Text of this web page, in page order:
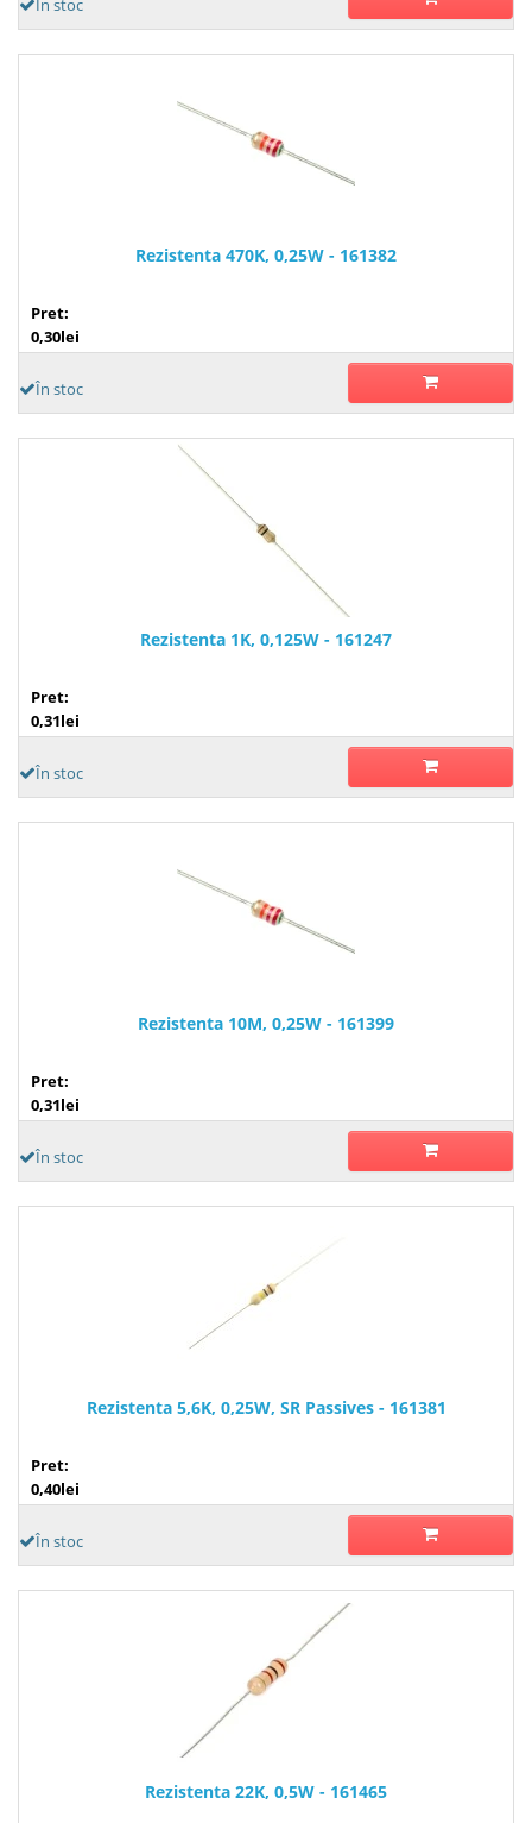
În stoc
Rezistenta 470K, 0,25W - 161382
Pret:
0,30lei
În stoc
Rezistenta 1K, 0,125W - 161247
Pret:
0,31lei
În stoc
Rezistenta 10M, 0,25W - 161399
Pret:
0,31lei
În stoc
Rezistenta 5,6K, 0,25W, SR Passives - 161381
Pret:
0,40lei
În stoc
Rezistenta 22K, 0,5W - 161465